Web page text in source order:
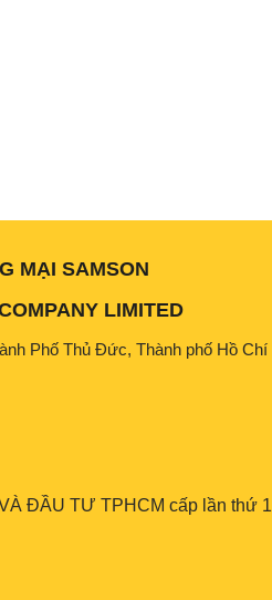
MẠI SAMSON
LIMITED
Phố Thủ Đức, Thành phố Hồ Chí
ĐẦU TƯ TPHCM cấp lần thứ 1